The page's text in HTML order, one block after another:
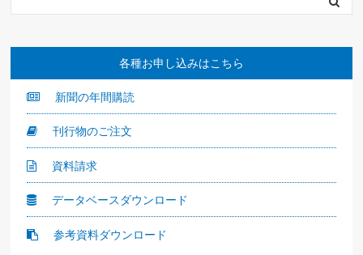
各種お申し込みはこちら
新聞の年間購読
刊行物のご注文
資料請求
データベースダウンロード
参考資料ダウンロード